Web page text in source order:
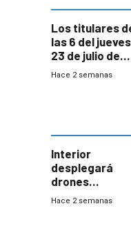
gobierno
Los titulares
las 6 del jueves
23 de julio de
2026
Hace 2 semanas
Interior
desplegará
drones
autónomos
Hace 2 semanas